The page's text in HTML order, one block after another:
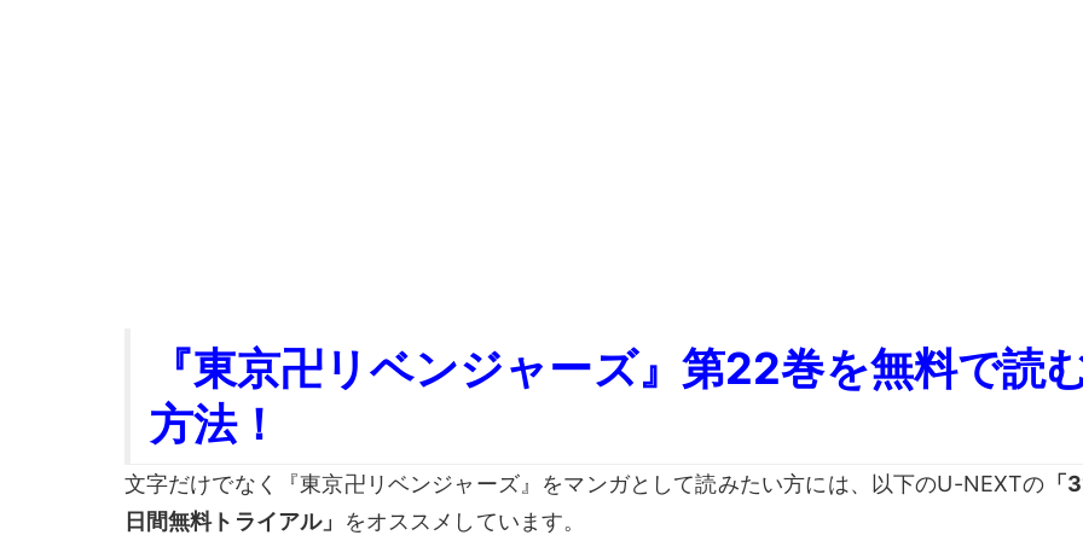
『東京卍リベンジャーズ』第22巻を無料で読
方法！
文字だけでなく『東京卍リベンジャーズ』をマンガとして読みたい方には、以下のU-NEXTの 「
日間無料トライアル」
をオススメしています。